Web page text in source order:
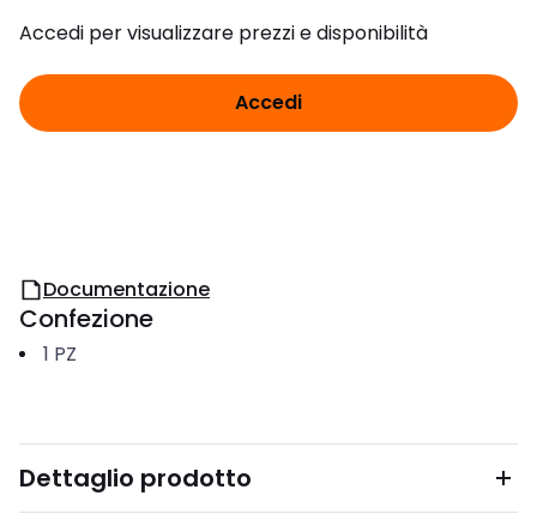
Accedi per visualizzare prezzi e disponibilità
Accedi
Documentazione
Confezione
1 PZ
Dettaglio prodotto